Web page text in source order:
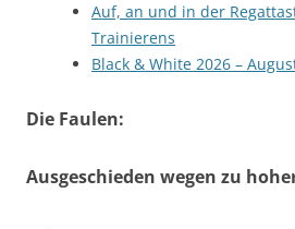
Auf, an und in der
Trainierens
Black & White 2026 –
Die Faulen:
Ausgeschieden wegen zu